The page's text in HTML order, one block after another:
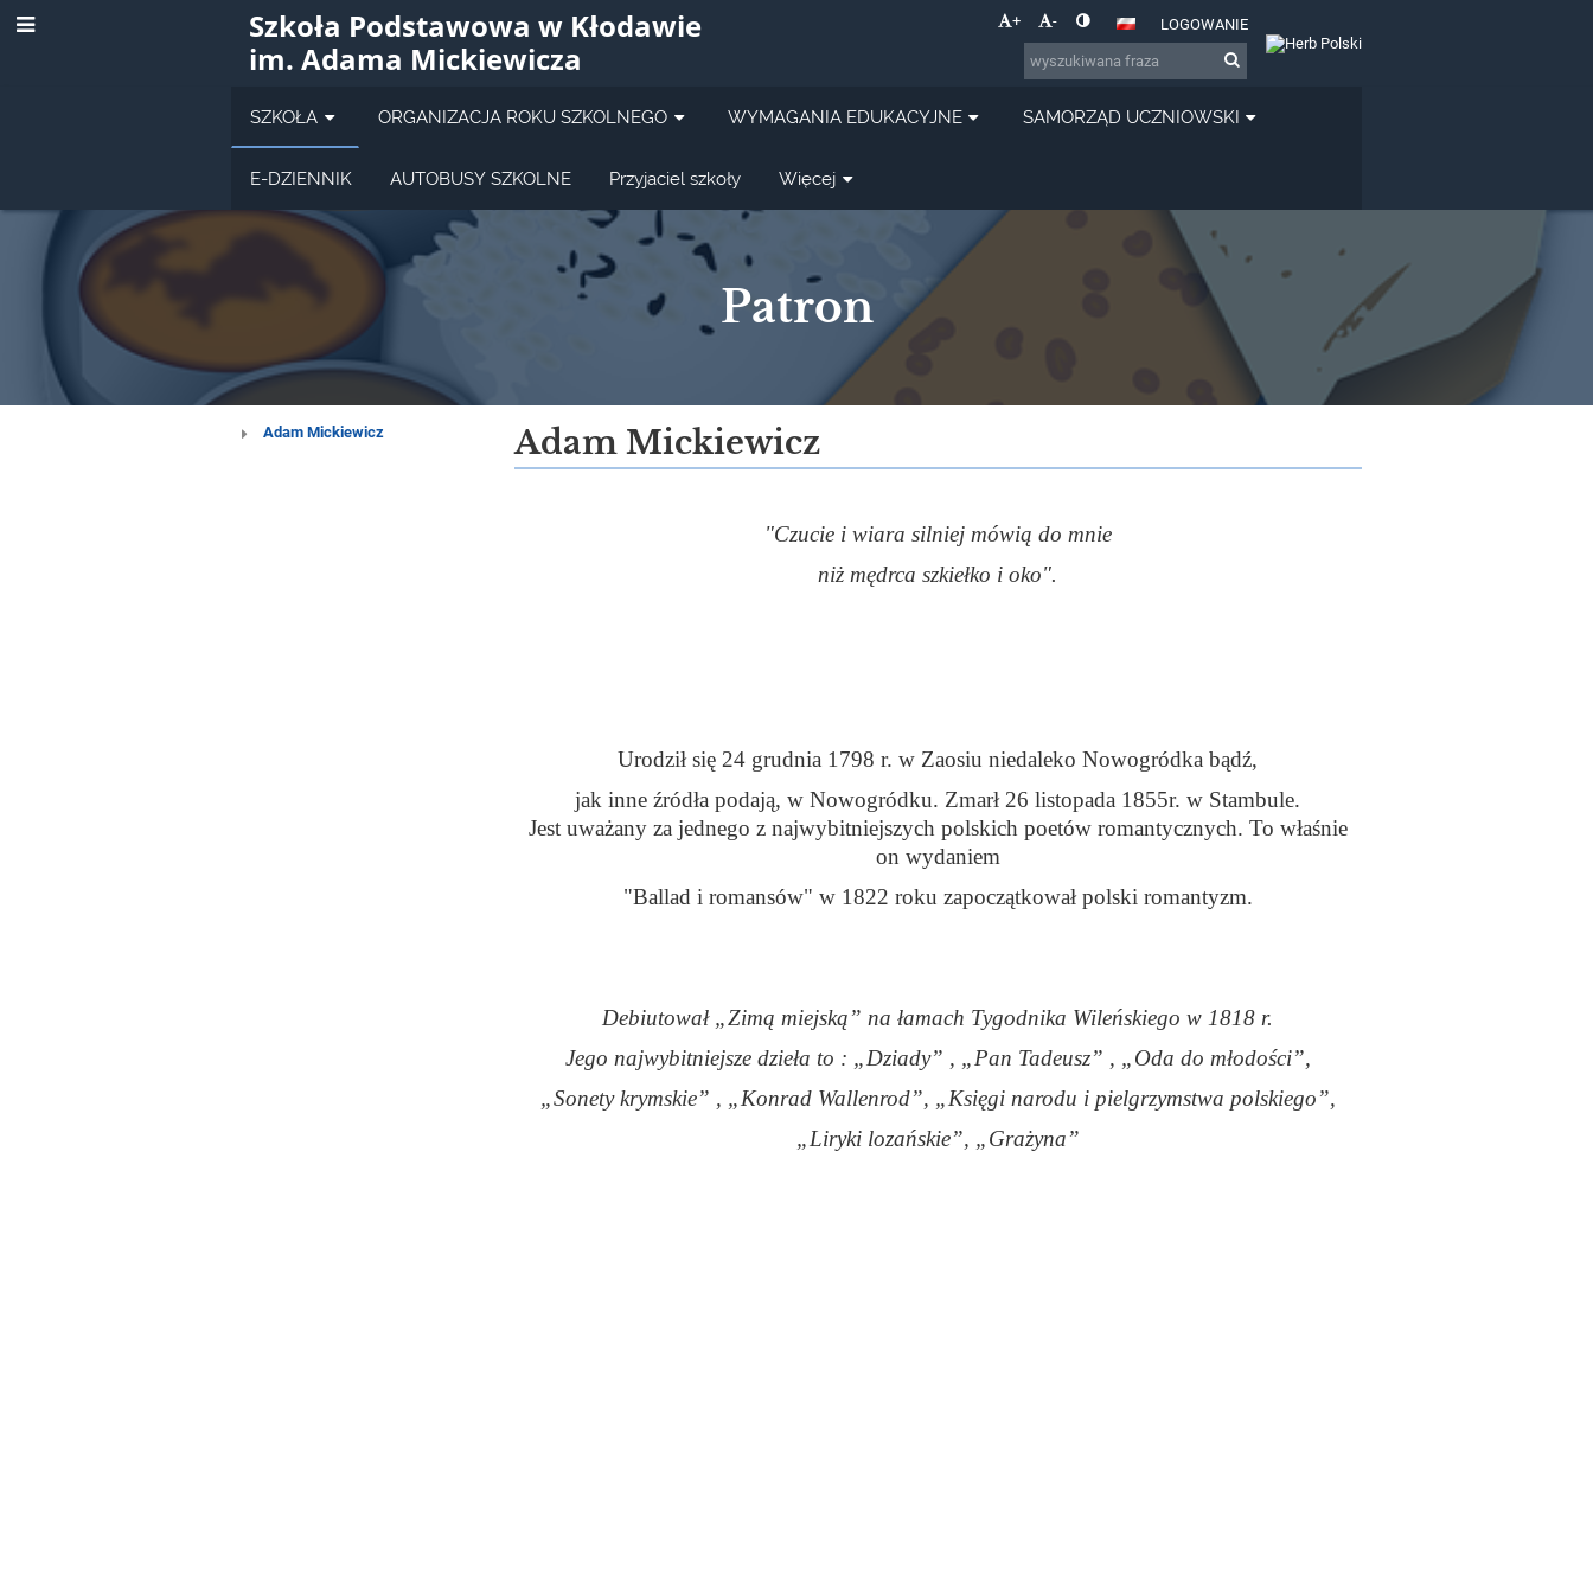
Szkoła Podstawowa w Kłodawie
im. Adama Mickiewicza
+ - LOGOWANIE
SZKOŁA ORGANIZACJA ROKU SZKOLNEGO WYMAGANIA EDUKACYJNE SAMORZĄD UCZNIOWSKI
E-DZIENNIK AUTOBUSY SZKOLNE Przyjaciel szkoły Więcej
Patron
Patron
Adam Mickiewicz Adam Mickiewicz
"Czucie i wiara silniej mówią do mnie
niż mędrca szkiełko i oko".
Urodził się 24 grudnia 1798 r. w Zaosiu niedaleko Nowogródka bądź,
jak inne źródła podają, w Nowogródku. Zmarł 26 listopada 1855r. w Stambule.
Jest uważany za jednego z najwybitniejszych polskich poetów romantycznych. To właśnie
on wydaniem
"Ballad i romansów" w 1822 roku zapoczątkował polski romantyzm.
Debiutował „Zimą miejską” na łamach Tygodnika Wileńskiego w 1818 r.
Jego najwybitniejsze dzieła to : „Dziady” , „Pan Tadeusz” , „Oda do młodości”,
„Sonety krymskie” , „Konrad Wallenrod”, „Księgi narodu i pielgrzymstwa polskiego”,
„Liryki lozańskie”, „Grażyna”